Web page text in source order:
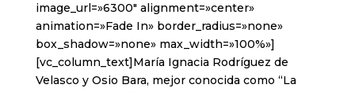
image_url=»6300″ alignment=»center»
animation=»Fade In» border_radius=»none»
box_shadow=»none» max_width=»100%»]
[vc_column_text]María Ignacia Rodríguez de
Velasco y Osio Bara, mejor conocida como “La